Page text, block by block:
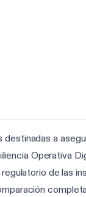
a
Operativa
de las